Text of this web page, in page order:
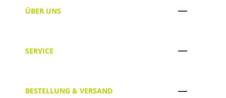
ÜBER UNS
SERVICE
BESTELLUNG & VERSAND